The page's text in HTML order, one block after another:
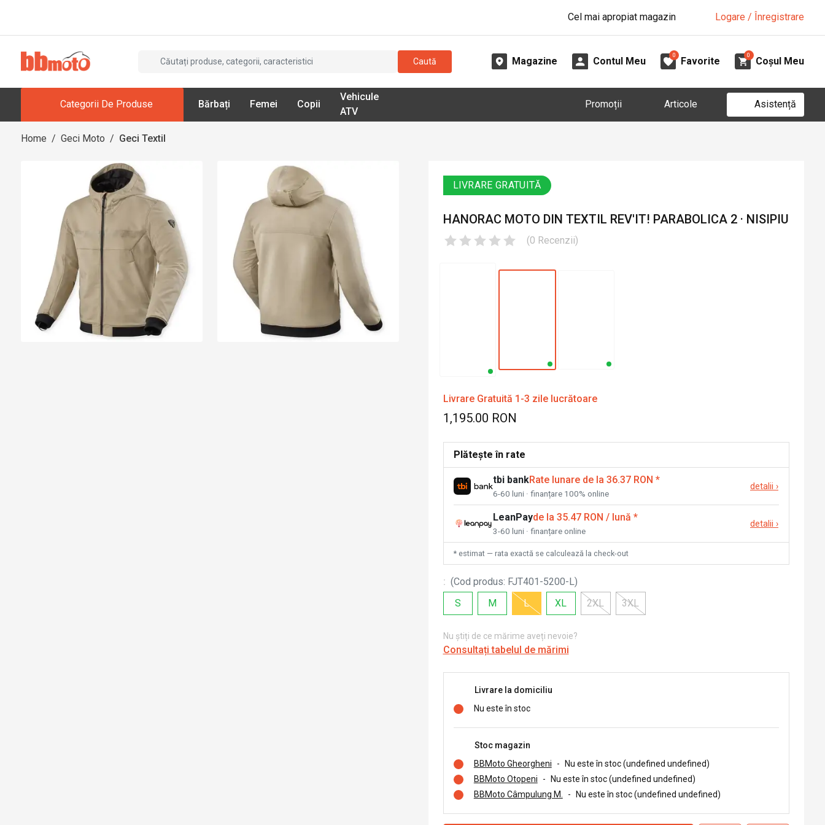
Cel mai apropiat magazin Logare / Înregistrare
Caută Magazine Contul Meu
0
Favorite
0
Coșul Meu
Categorii De Produse Bărbați Femei Copii
Vehicule
ATV
Promoții Articole Asistență
Home / Geci Moto / Geci Textil
LIVRARE GRATUITĂ
HANORAC MOTO DIN TEXTIL REV'IT! PARABOLICA 2 · NISIPIU
(0 Recenzii)
Livrare Gratuită 1-3 zile lucrătoare
1,195.00 RON
Plătește în rate
tbi bankRate lunare de la 36.37 RON *
6-60 luni · finanțare 100% online
detalii ›
LeanPayde la 35.47 RON / lună *
3-60 luni · finanțare online
detalii ›
* estimat — rata exactă se calculează la check-out
: (Cod produs: FJT401-5200-L)
S
M L XL 2XL 3XL
Nu știți de ce mărime aveți nevoie?
Consultați tabelul de mărimi
Livrare la domiciliu
Nu este în stoc
Stoc magazin
BBMoto Gheorgheni
-
Nu este în stoc (undefined undefined)
BBMoto Otopeni
-
Nu este în stoc (undefined undefined)
BBMoto Câmpulung M.
- Nu este în stoc (undefined undefined)